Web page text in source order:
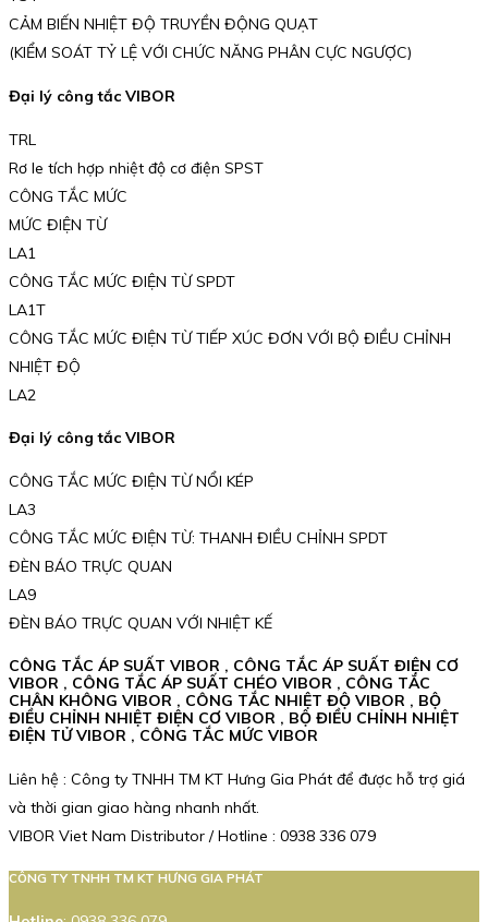
CẢM BIẾN NHIỆT ĐỘ TRUYỀN ĐỘNG QUẠT
(KIỂM SOÁT TỶ LỆ VỚI CHỨC NĂNG PHÂN CỰC NGƯỢC)
Đại lý công tắc VIBOR
TRL
Rơ le tích hợp nhiệt độ cơ điện SPST
CÔNG TẮC MỨC
MỨC ĐIỆN TỪ
LA1
CÔNG TẮC MỨC ĐIỆN TỪ SPDT
LA1T
CÔNG TẮC MỨC ĐIỆN TỪ TIẾP XÚC ĐƠN VỚI BỘ ĐIỀU CHỈNH
NHIỆT ĐỘ
LA2
Đại lý công tắc VIBOR
CÔNG TẮC MỨC ĐIỆN TỪ NỔI KÉP
LA3
CÔNG TẮC MỨC ĐIỆN TỪ: THANH ĐIỀU CHỈNH SPDT
ĐÈN BÁO TRỰC QUAN
LA9
ĐÈN BÁO TRỰC QUAN VỚI NHIỆT KẾ
CÔNG TẮC ÁP SUẤT VIBOR , CÔNG TẮC ÁP SUẤT ĐIỆN CƠ
VIBOR , CÔNG TẮC ÁP SUẤT CHÉO VIBOR , CÔNG TẮC
CHÂN KHÔNG VIBOR , CÔNG TẮC NHIỆT ĐỘ VIBOR , BỘ
ĐIỀU CHỈNH NHIỆT ĐIỆN CƠ VIBOR , BỘ ĐIỀU CHỈNH NHIỆT
ĐIỆN TỬ VIBOR , CÔNG TẮC MỨC VIBOR
Liên hệ : Công ty TNHH TM KT Hưng Gia Phát để được hỗ trợ giá
và thời gian giao hàng nhanh nhất.
VIBOR Viet Nam Distributor / Hotline : 0938 336 079
CÔNG TY TNHH TM KT HƯNG GIA PHÁT